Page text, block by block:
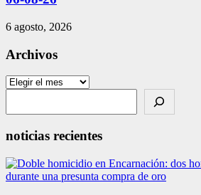
6 agosto, 2026
Archivos
Archivos
noticias recientes